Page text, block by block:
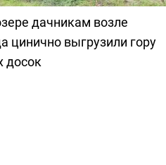
дачникам возле
цинично выгрузили гору
досок